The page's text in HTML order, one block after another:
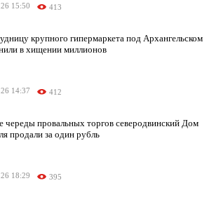
15:50 413
крупного гипермаркета под Архангельском
в хищении миллионов
14:37 412
череды провальных торгов северодвинский Дом
продали за один рубль
18:29 395